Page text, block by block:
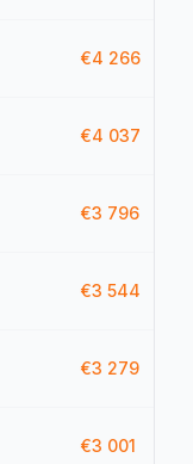
€4 266
€4 037
€3 796
€3 544
€3 279
€3 001